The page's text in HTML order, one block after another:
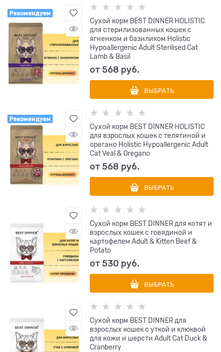
Рекомендуем
Сухой корм BEST DINNER HOLISTIC
для стерилизованных кошек с
ягненком и базиликом Holistic
Hypoallergenic Adult Sterilised Cat
Lamb & Basil
от568 руб.
ВЫБРАТЬ
Рекомендуем
Сухой корм BEST DINNER HOLISTIC
для взрослых кошек с телятиной и
орегано Holistic Hypoallergenic Adult
Cat Veal & Oregano
от568 руб.
ВЫБРАТЬ
Сухой корм BEST DINNER для котят и
взрослых кошек с говядиной и
картофелем Adult & Kitten Beef &
Potato
от530 руб.
ВЫБРАТЬ
Сухой корм BEST DINNER для
взрослых кошек с уткой и клюквой
для кожи и шерсти Adult Cat Duck &
Cranberry